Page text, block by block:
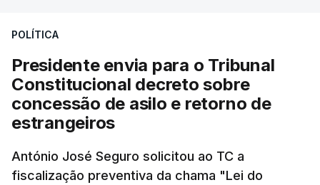
sistema mais simples, mais justo e transparente".
"Sempre que seja possível reduzir burocracias,
eliminar sobreposições e garantir que os apoios
chegam a quem mais necessita, estaremos a dar
um passo na direção certa", argumenta o
Presidente da República.
POLÍTICA
Presidente envia para o Tribunal
Constitucional decreto sobre
concessão de asilo e retorno de
estrangeiros
António José Seguro solicitou ao TC a
fiscalização preventiva da chama "Lei do